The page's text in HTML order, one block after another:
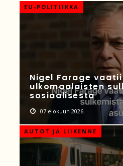
EU-POLITIIKKA
Nigel Farage vaatii
ulkomaalaisten
sosiaalisesta
07 elokuun 2026
AUTOT JA LIIKENNE